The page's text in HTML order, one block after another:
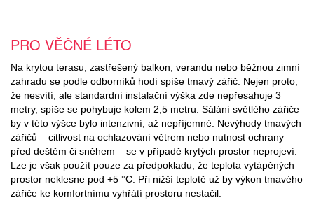
PRO VĚČNÉ LÉTO
Na krytou terasu, zastřešený balkon, verandu nebo běžnou zimní
zahradu se podle odborníků hodí spíše tmavý zářič. Nejen proto,
že nesvítí, ale standardní instalační výška zde nepřesahuje 3
metry, spíše se pohybuje kolem 2,5 metru. Sálání světlého zářiče
by v této výšce bylo intenzivní, až nepříjemné. Nevýhody tmavých
zářičů – citlivost na ochlazování větrem nebo nutnost ochrany
před deštěm či sněhem – se v případě krytých prostor neprojeví.
Lze je však použít pouze za předpokladu, že teplota vytápěných
prostor neklesne pod +5 °C. Při nižší teplotě už by výkon tmavého
zářiče ke komfortnímu vyhřátí prostoru nestačil.